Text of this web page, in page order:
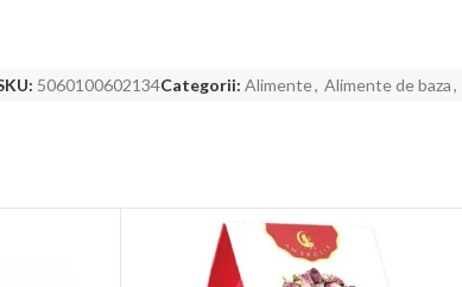
5060100602134Categorii: Alimente, Alimente de baza,